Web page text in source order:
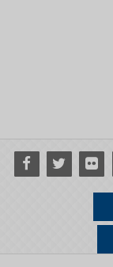
Facebook
Twitter Flickr